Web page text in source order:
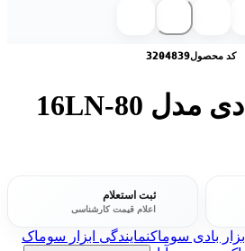
کد محصول3204839
منگنه کوب بادی مدل 16LN-80
ثبت استعلام
اعلام قیمت کارشناسی
بادی سوماکنمایندگی ابزار سوماک